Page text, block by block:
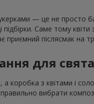
— це не просто
Саме тому квіти
післясмак на
для свята
коробка з квітами і
вибрати